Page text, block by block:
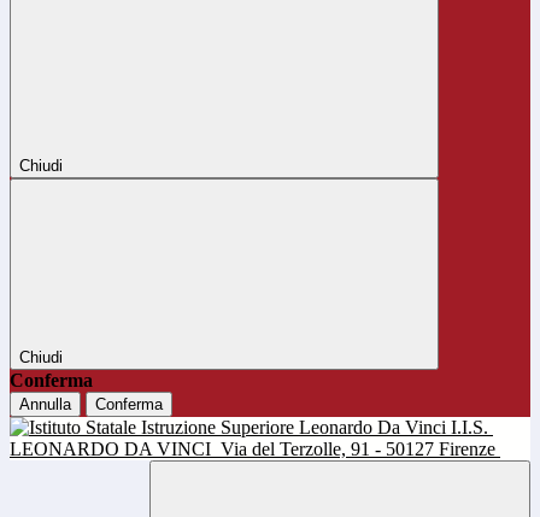
Chiudi
Chiudi
Conferma
Annulla Conferma
I.I.S.
LEONARDO DA VINCI Via del Terzolle, 91 - 50127 Firenze